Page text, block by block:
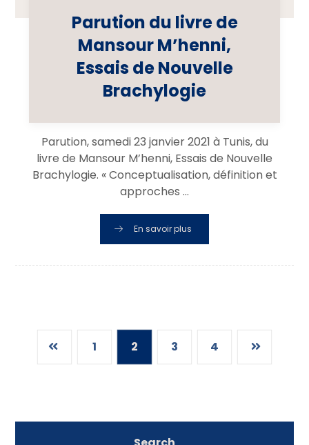
Parution du livre de
Mansour M’henni,
Essais de Nouvelle
Brachylogie
Parution, samedi 23 janvier 2021 à Tunis, du
livre de Mansour M’henni, Essais de Nouvelle
Brachylogie. « Conceptualisation, définition et
approches ...
En savoir plus
1 2 3 4